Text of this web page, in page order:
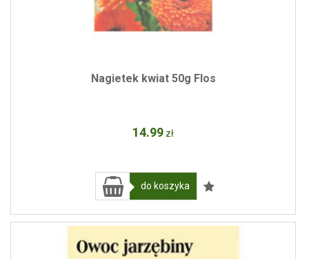
Nagietek kwiat 50g Flos
14.99 zł
do koszyka